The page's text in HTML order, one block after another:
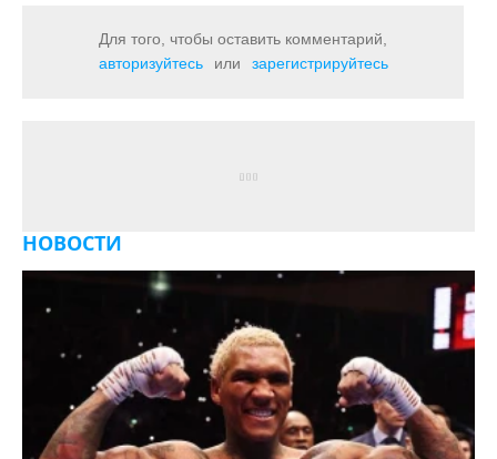
Для того, чтобы оставить комментарий,
авторизуйтесь
или зарегистрируйтесь
НОВОСТИ